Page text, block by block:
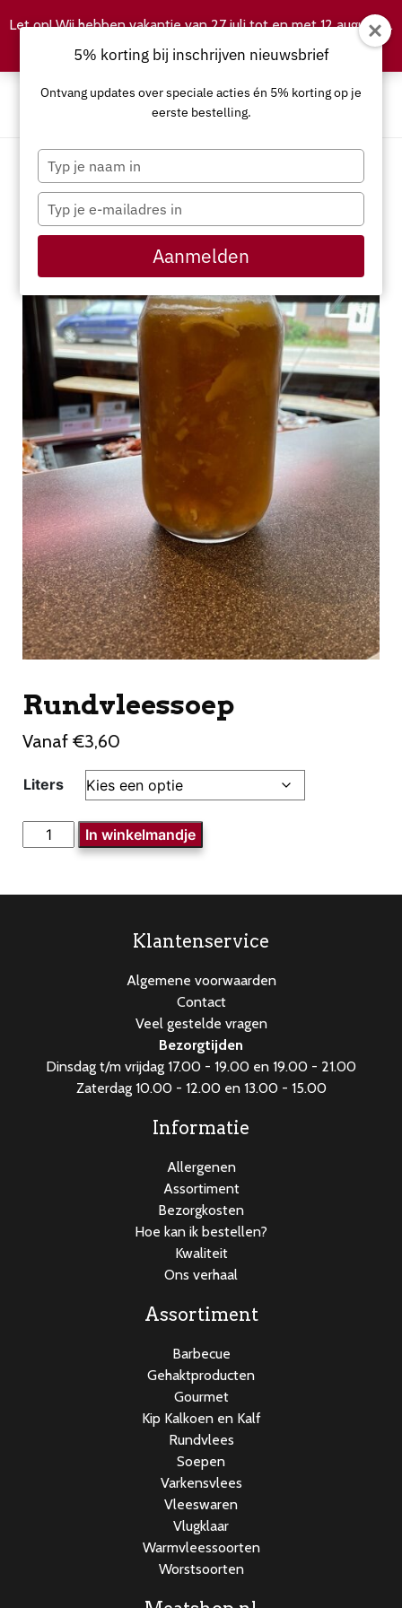
Rundvleessoep
Vanaf €3,60
Liters
Rundvleessoep
aantal
In winkelmandje
Klantenservice
Algemene voorwaarden
Contact
Veel gestelde vragen
Bezorgtijden
Dinsdag t/m vrijdag 17.00 - 19.00 en 19.00 - 21.00
Zaterdag 10.00 - 12.00 en 13.00 - 15.00
Informatie
Allergenen
Assortiment
Bezorgkosten
Hoe kan ik bestellen?
Kwaliteit
Ons verhaal
Assortiment
Barbecue
Gehaktproducten
Gourmet
Kip Kalkoen en Kalf
Rundvlees
Soepen
Varkensvlees
Vleeswaren
Vlugklaar
Warmvleessoorten
Worstsoorten
5% korting bij inschrijven nieuwsbrief
Ontvang updates over speciale acties én 5% korting op je
eerste bestelling.
Typ
je
naam
Typ
je
e-
in
Aanmelden
Let op! Wij hebben vakantie van 27 juli tot en met 12 augustus.
Negeren